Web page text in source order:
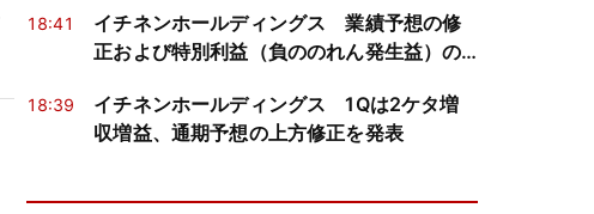
18:41
イチネンホールディングス 業績予想の修
正および特別利益（負ののれん発生益）の
18:39
イチネンホールディングス 1Qは2ケタ増
収増益、通期予想の上方修正を発表